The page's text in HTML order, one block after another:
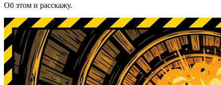
Об этом и расскажу.